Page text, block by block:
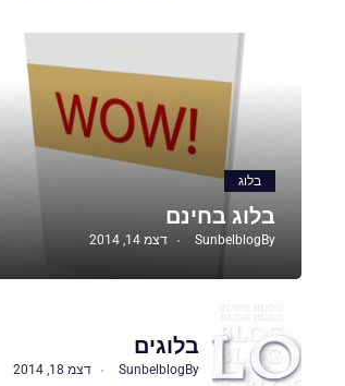
בלוג
בלוג בחינם
By
Sunbelblog דצמ 14, 2014
בלוגים
By
Sunbelblog דצמ 18, 2014